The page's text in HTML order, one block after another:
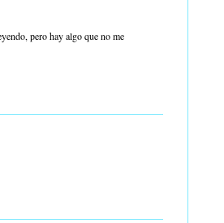
pero hay algo que no me